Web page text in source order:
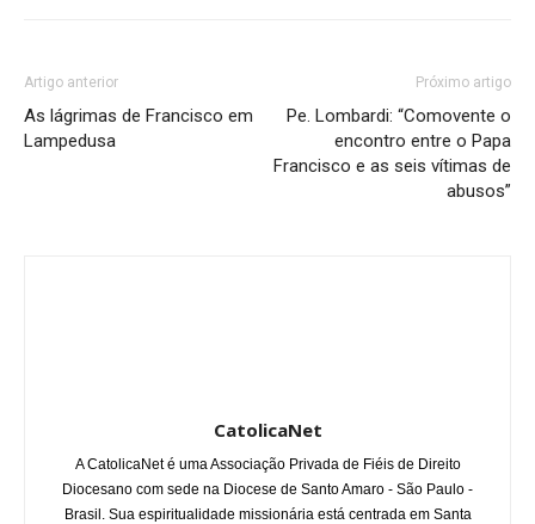
Artigo anterior
As lágrimas de Francisco em
Lampedusa
Próximo artigo
Pe. Lombardi: “Comovente o
encontro entre o Papa
Francisco e as seis vítimas de
abusos”
CatolicaNet
A CatolicaNet é uma Associação Privada de Fiéis de Direito
Diocesano com sede na Diocese de Santo Amaro - São Paulo -
Brasil. Sua espiritualidade missionária está centrada em Santa